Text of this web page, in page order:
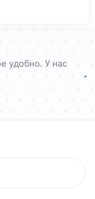
удобно. У нас